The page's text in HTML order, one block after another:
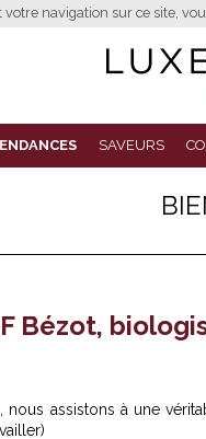
votre navigation sur ce site,
SAVEURS
Bézot,
assistons à une